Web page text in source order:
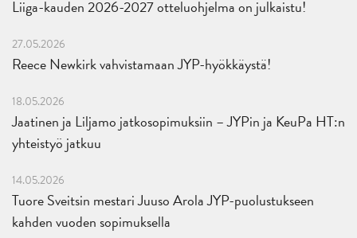
Liiga-kauden 2026-2027 otteluohjelma on julkaistu!
27.05.2026
Reece Newkirk vahvistamaan JYP-hyökkäystä!
18.05.2026
Jaatinen ja Liljamo jatkosopimuksiin – JYPin ja KeuPa HT:n
yhteistyö jatkuu
14.05.2026
Tuore Sveitsin mestari Juuso Arola JYP-puolustukseen
kahden vuoden sopimuksella